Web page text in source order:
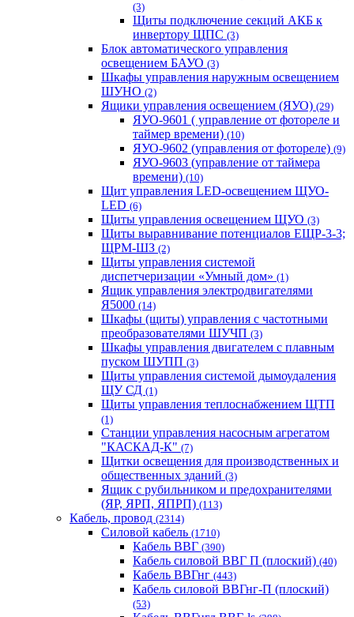
(3)
Щиты подключение секций АКБ к
инвертору ЩПС (3)
Блок автоматического управления
освещением БАУО (3)
Шкафы управления наружным освещением
ШУНО (2)
Ящики управления освещением (ЯУО) (29)
ЯУО-9601 ( управление от фотореле и
таймер времени) (10)
ЯУО-9602 (управления от фотореле) (9)
ЯУО-9603 (управление от таймера
времени) (10)
Щит управления LED-освещением ЩУО-
LED (6)
Щиты управления освещением ЩУО (3)
Щиты выравнивание потенциалов ЕЩР-3-3;
ЩРМ-ШЗ (2)
Щиты управления системой
диспетчеризации «Умный дом» (1)
Ящик управления электродвигателями
Я5000 (14)
Шкафы (щиты) управления с частотными
преобразователями ШУЧП (3)
Шкафы управления двигателем с плавным
пуском ШУПП (3)
Щиты управления системой дымоудаления
ЩУ СД (1)
Щиты управления теплоснабжением ЩТП
(1)
Станции управления насосным агрегатом
"КАСКАД-К" (7)
Щитки освещения для производственных и
общественных зданий (3)
Ящик с рубильником и предохранителями
(ЯР, ЯРП, ЯПРП) (113)
Кабель, провод (2314)
Силовой кабель (1710)
Кабель ВВГ (390)
Кабель силовой ВВГ П (плоский) (40)
Кабель ВВГнг (443)
Кабель силовой ВВГнг-П (плоский)
(53)